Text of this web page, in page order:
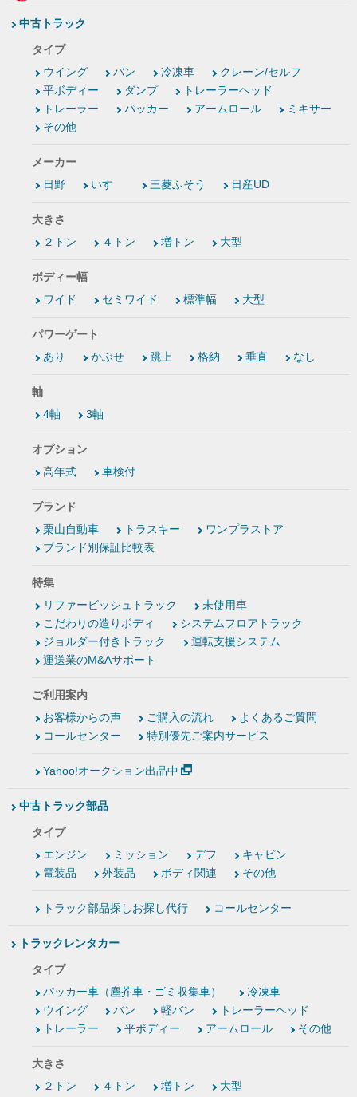
中古トラック
タイプ
ウイング
バン 冷凍車
クレーン/セルフ
平ボディー
ダンプ
トレーラーヘッド
トレーラー
パッカー アームロール
ミキサー
その他
メーカー
日野
いすゞ 三菱ふそう 日産UD
大きさ
２トン
４トン 増トン 大型
ボディー幅
ワイド
セミワイド 標準幅 大型
パワーゲート
あり
かぶせ 跳上 格納 垂直 なし
軸
4軸
3軸
オプション
高年式
車検付
ブランド
栗山自動車
トラスキー
ワンプラストア
ブランド別保証比較表
特集
リファービッシュトラック
未使用車
こだわりの造りボディ
システムフロアトラック
ジョルダー付きトラック
運転支援システム
運送業のM&Aサポート
ご利用案内
お客様からの声
ご購入の流れ
よくあるご質問
コールセンター
特別優先ご案内サービス
Yahoo!オークション出品中
中古トラック部品
タイプ
エンジン
ミッション デフ
キャビン
電装品
外装品 ボディ関連 その他
トラック部品探しお探し代行 コールセンター
トラックレンタカー
タイプ
パッカー車（塵芥車・ゴミ収集車）
冷凍車
ウイング
バン 軽バン
トレーラーヘッド
トレーラー
平ボディー アームロール その他
大きさ
２トン
４トン 増トン 大型